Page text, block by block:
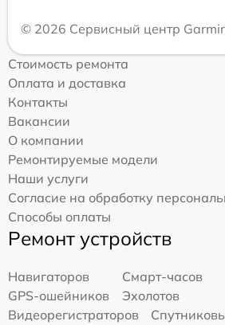
© 2026 Сервисный центр
Стоимость ремонта
Оплата и доставка
Контакты
Вакансии
О компании
Ремонтируемые модели
Наши услуги
Согласие на обработку
Способы оплаты
Ремонт устройств
Навигаторов
Смарт-часов
GPS-ошейников
Эхолотов
Видеорегистраторов